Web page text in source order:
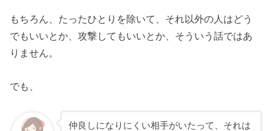
もちろん、たったひとりを除いて、それ以外の人はどう
でもいいとか、攻撃してもいいとか、そういう話ではあ
りません。
でも、
仲良しになりにくい相手がいたって、それは